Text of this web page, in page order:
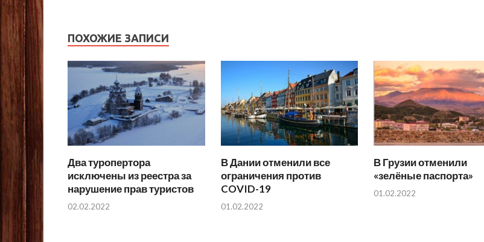
ПОХОЖИЕ ЗАПИСИ
Два туропертора
исключены из реестра за
нарушение прав туристов
02.02.2022
В Дании отменили все
ограничения против
COVID-19
01.02.2022
В Грузии отменили
«зелёные паспорта»
01.02.2022